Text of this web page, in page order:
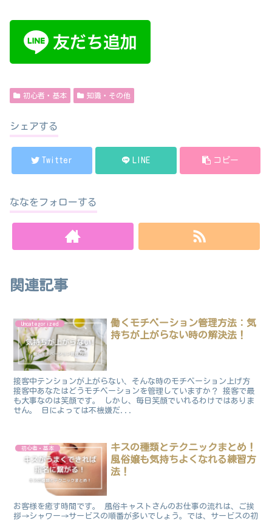
初心者・基本 知識・その他
シェアする
Twitter LINE コピー
ななをフォローする
関連記事
Uncategorized
働くモチベーション管理方法：気
持ちが上がらない時の解決法！
接客中テンションが上がらない、そんな時のモチベーション上げ方
接客中あなたはどうモチベーションを管理していますか？ 接客で最
も大事なのは笑顔です。 しかし、毎日笑顔でいれるわけではありま
せん。 日によっては不機嫌だ...
初心者・基本
キスの種類とテクニックまとめ！
風俗嬢も気持ちよくなれる練習方
法！
お客様を癒す時間です。 風俗キャストさんのお仕事の流れは、ご挨
拶→シャワー→サービスの順番が多いでしょう。では、サービスの初